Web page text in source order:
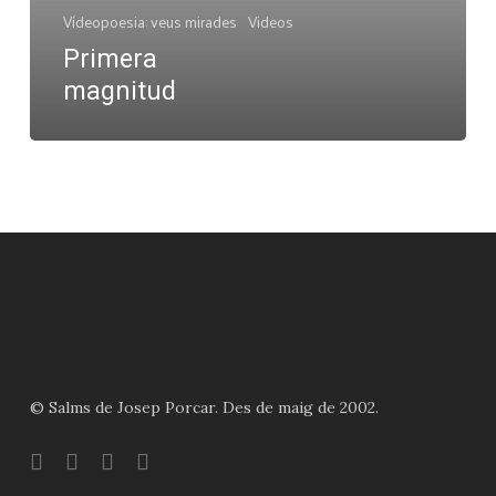
Vídeopoesia: veus mirades Videos
Primera
magnitud
© Salms de Josep Porcar. Des de maig de 2002.
blueskyinstagram
flickr mastodon